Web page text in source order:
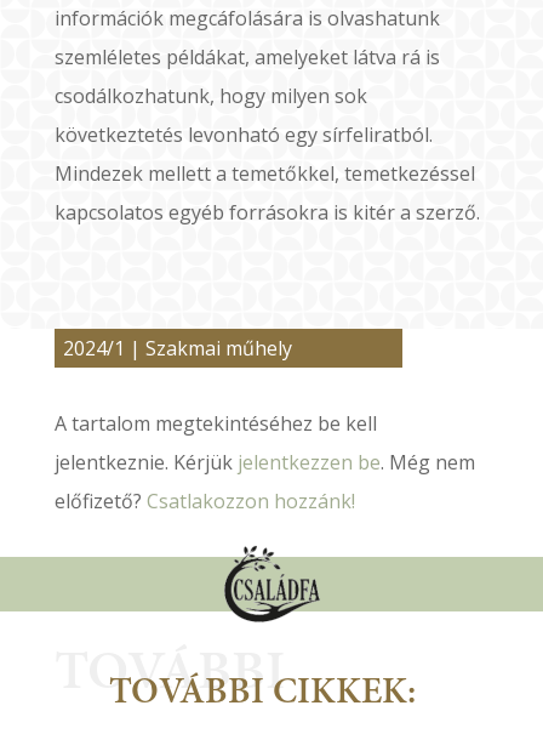
információk megcáfolására is olvashatunk
szemléletes példákat, amelyeket látva rá is
csodálkozhatunk, hogy milyen sok
következtetés levonható egy sírfeliratból.
Mindezek mellett a temetőkkel, temetkezéssel
kapcsolatos egyéb forrásokra is kitér a szerző.
2024/1 | Szakmai műhely
A tartalom megtekintéséhez be kell
jelentkeznie. Kérjük jelentkezzen be. Még nem
előfizető? Csatlakozzon hozzánk!
TOVÁBBI
TOVÁBBI CIKKEK: